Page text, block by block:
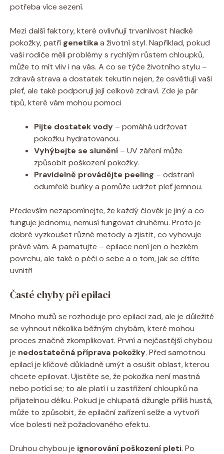
potřeba více sezení.
Mezi další faktory, které ovlivňují trvanlivost hladké
pokožky, patří genetikaa životní styl. Například, pokud
vaši rodiče měli problémy s rychlým růstem chloupků,
může to mít vliv i na vás. A co se týče životního stylu –
zdravá strava a dostatek tekutin nejen, že osvětlují vaši
pleť, ale také podporují její celkové zdraví. Zde je pár
tipů, které vám mohou pomoci
Pijte dostatek vody – pomáhá udržovat
pokožku hydratovanou.
Vyhýbejte se slunění – UV záření může
způsobit poškození pokožky.
Pravidelně provádějte peeling – odstraní
odumřelé buňky a pomůže udržet pleť jemnou.
Především nezapomínejte, že každý člověk je jiný a co
funguje jednomu, nemusí fungovat druhému. Proto je
dobré vyzkoušet různé metody a zjistit, co vyhovuje
právě vám. A pamatujte – epilace není jen o hezkém
povrchu, ale také o péči o sebe a o tom, jak se cítíte
uvnitř!
Časté chyby při epilaci
Mnoho mužů se rozhoduje pro epilaci zad, ale je důležité
se vyhnout několika běžným chybám, které mohou
proces značně zkomplikovat. První a nejčastější chybou
je nedostatečná příprava pokožky. Před samotnou
epilací je klíčové důkladně umýt a osušit oblast, kterou
chcete epilovat. Ujistěte se, že pokožka není mastná
nebo potící se; to ale platí i u zastřižení chloupků na
přijatelnou délku. Pokud je chlupatá džungle příliš hustá,
může to způsobit, že epilační zařízení selže a vytvoří
více bolesti než požadovaného efektu.
Druhou chybou je ignorování poškození pleti. Po